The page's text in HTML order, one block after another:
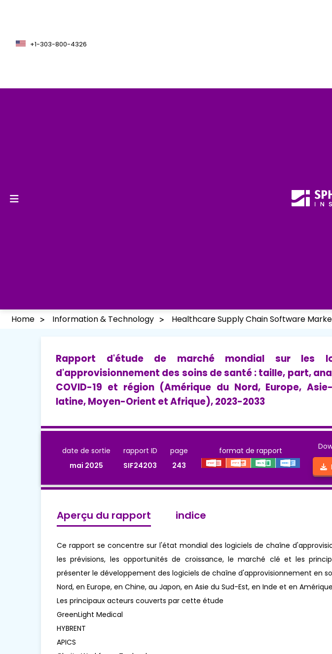
+1-303-800-4326
Home Information & Technology Healthcare Supply Chain Software
Rapport d'étude de marché mondial sur les
d'approvisionnement des soins de santé : taille, part,
COVID-19 et région (Amérique du Nord, Europe,
latine, Moyen-Orient et Afrique), 2023-2033
date de sortie
mai 2025
rapport ID
SIF24203
page
243
format de rapport
Aperçu du rapport indice
Ce rapport se concentre sur l'état mondial des logiciels de chaîne
les prévisions, les opportunités de croissance, le marché clé et les
présenter le développement des logiciels de chaîne d'approvisionnement en
Nord, en Europe, en Chine, au Japon, en Asie du Sud-Est, en Inde et en
Les principaux acteurs couverts par cette étude
GreenLight Medical
HYBRENT
APICS